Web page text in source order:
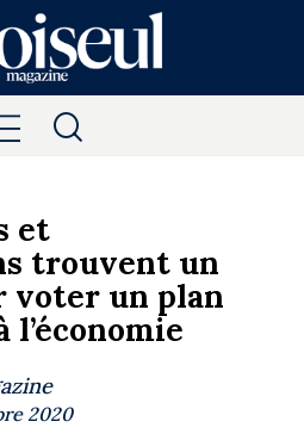
et
trouvent un
voter un plan
l’économie
2020